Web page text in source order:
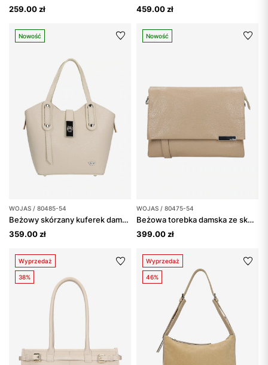
259.00 zł
459.00 zł
Nowość
WOJAS / 80485-54
Beżowy skórzany kuferek damski z metalowym zapięciem
359.00 zł
Nowość
WOJAS / 80475-54
Beżowa torebka damska ze skóry licowej
399.00 zł
Wyprzedaż
38%
Wyprzedaż
46%